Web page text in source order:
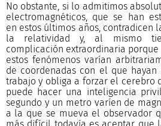
No obstante, si lo admitimos
electromagnéticos, que se han
en estos últimos años, contradicen
la relatividad y, al mismo
complicación extraordinaria
estos fenómenos varían
de coordenadas con el que hayan
trabajo y obliga a forzar el cerebro
puede hacer una inteligencia
segundo y un metro varíen de
a la que se mueva el observador